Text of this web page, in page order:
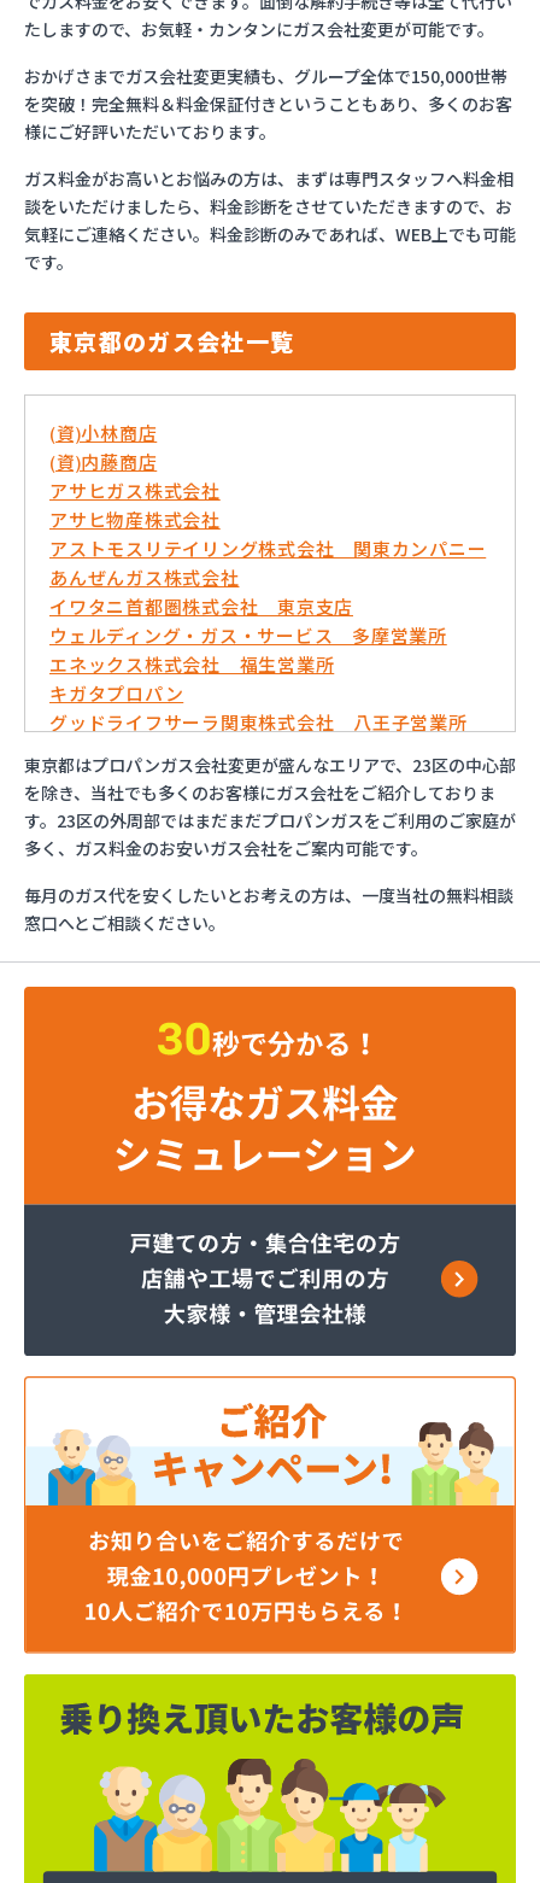
たしますので、お気軽・カンタンにガス会社変更が可能です。
おかげさまでガス会社変更実績も、グループ全体で150,000世帯
を突破！完全無料＆料金保証付きということもあり、多くのお客
様にご好評いただいております。
ガス料金がお高いとお悩みの方は、まずは専門スタッフへ料金相
談をいただけましたら、料金診断をさせていただきますので、お
気軽にご連絡ください。料金診断のみであれば、WEB上でも可能
です。
東京都のガス会社一覧
(資)小林商店
(資)内藤商店
アサヒガス株式会社
アサヒ物産株式会社
アストモスリテイリング株式会社 関東カンパニー
あんぜんガス株式会社
イワタニ首都圏株式会社 東京支店
ウェルディング・ガス・サービス 多摩営業所
エネックス株式会社 福生営業所
キガタプロパン
グッドライフサーラ関東株式会社 八王子営業所
コバ商株式会社
トモプロ株式会社
とんや木下産業有限会社
フジオックス株式会社 東京営業所
ほっとガス旭リビング株式会社
ほっとガス株式会社
マルヰガス東京株式会社
ミナミ油化株式会社
ミライフ株式会社 あきる野店
ヤオキン商事株式会社
やまはちプロパン株式会社
ワカマツ株式会社
芦川商事株式会社
綾瀬燃料株式会社
伊吹石油ガス株式会社
井出燃料店
稲垣燃料店
羽田酸素株式会社
永井ガス株式会社
永山商店
下川燃料店
加藤商店
加藤商店
加藤燃料店
加藤燃料店
河原実業株式会社
梶燃料株式会社
梶武商店
叶屋真下商店
株式会社L＆R
株式会社SANWA
東京都はプロパンガス会社変更が盛んなエリアで、23区の中心部
を除き、当社でも多くのお客様にガス会社をご紹介しておりま
す。23区の外周部ではまだまだプロパンガスをご利用のご家庭が
多く、ガス料金のお安いガス会社をご案内可能です。
毎月のガス代を安くしたいとお考えの方は、一度当社の無料相談
窓口へとご相談ください。